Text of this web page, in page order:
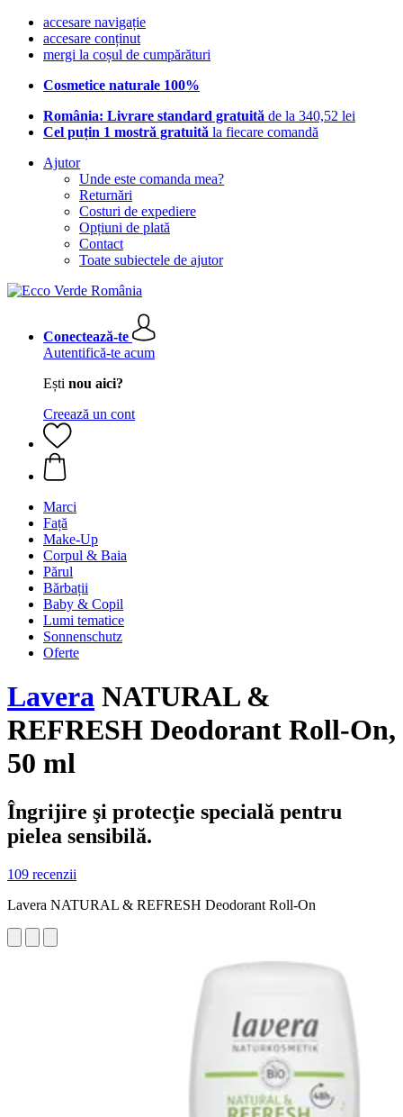
accesare navigație
accesare conținut
mergi la coșul de cumpărături
Cosmetice naturale 100%
România: Livrare standard gratuită de la 340,52 lei
Cel puțin 1 mostră gratuită la fiecare comandă
Ajutor
Unde este comanda mea?
Returnări
Costuri de expediere
Opțiuni de plată
Contact
Toate subiectele de ajutor
Conectează-te
Autentifică-te acum
Ești nou aici?
Creează un cont
Marci
Față
Make-Up
Corpul & Baia
Părul
Bărbații
Baby & Copil
Lumi tematice
Sonnenschutz
Oferte
Lavera NATURAL &
REFRESH Deodorant Roll-On,
50 ml
Îngrijire şi protecţie specială pentru
pielea sensibilă.
109 recenzii
Lavera NATURAL & REFRESH Deodorant Roll-On